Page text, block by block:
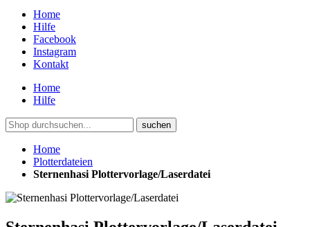
Home
Hilfe
Facebook
Instagram
Kontakt
Home
Hilfe
suchen
Home
Plotterdateien
Sternenhasi Plottervorlage/Laserdatei